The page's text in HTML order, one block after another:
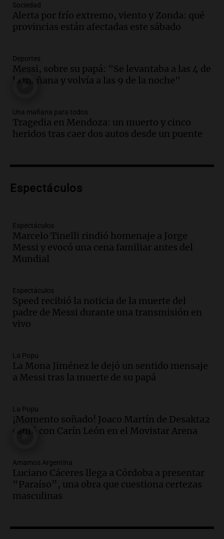
Episodios
Audio. Borges, abogada de Pourrain:
"Tres hombres se lo llevaron para
Episodios
Audio.Voluntarios limpiaron 9.000
Una mañana para todos
Episodios
Audio.La historia de la servilleta que
contrato de Leo con Barcelona
Episodios
Una mañana para todos
Episodios
Audio.
Una mañana para todos
Episodios
Audio.
Una mañana para todos
Episodios
Audio.Una nutricionista derribó el mito
Una mañana para todos
Episodios
Una mañana para todos
Episodios
Audio.Mateo, a los 25 años, lucha
para poder seguir viviend
Sociedad
Alerta por frío extremo, viento y Zonda: qué
provincias están afectadas este sábado
Deportes
Messi, sobre su papá: "Se levantaba a las 4 de
la mañana y volvía a las 9 de la noche"
Una mañana para todos
Tragedia en Mendoza: un muerto y cinco
heridos tras caer dos autos desde un puente
Espectáculos
Espectáculos
Marcelo Tinelli rindió homenaje a Jorge
Messi y evocó una cena familiar antes del
Mundial
Espectáculos
Speed recibió la noticia de la muerte del
padre de Messi durante una transmisión en
vivo
La Popu
La Mona Jiménez le dejó un sentido mensaje
a Messi tras la muerte de su papá
La Popu
¡Momento soñado! Joaco Martín de Desakta2
cantó con Carín León en el Movistar Arena
Amamos Argentina
Luciano Cáceres llega a Córdoba a presentar
“Paraíso”, una obra que cuestiona certezas
masculinas